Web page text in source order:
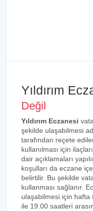
Yıldırım
Değil
Yıldırım Eczanesi
şekilde ulaşabilmesi
tarafından reçete
kullanılması için
dair açıklamaları
koşulları da eczane
belirtilir. Bu şekilde
kullanması sağlanır.
ulaşabilmesi için
ile 19.00 saatleri